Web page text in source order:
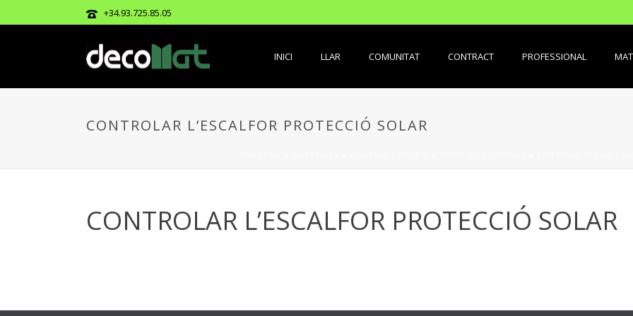
+34.93.725.85.05
INICI LLAR COMUNITAT CONTRACT PROFESSIONAL
CONTROLAR L’ESCALFOR PROTECCIÓ SOLAR
CONTROLAR L’ESCALFOR PROTECCIÓ SOLAR